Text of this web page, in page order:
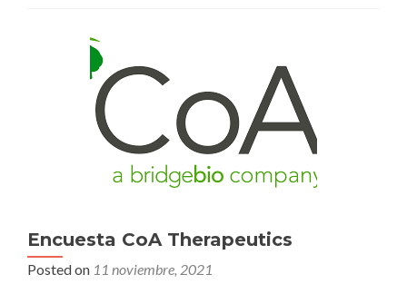
Encuesta CoA Therapeutics
Posted on 11 noviembre, 2021